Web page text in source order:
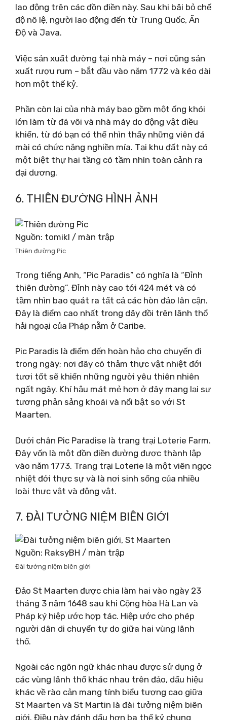
lao động trên các đồn điền này. Sau khi bãi bỏ chế
độ nô lệ, người lao động đến từ Trung Quốc, Ấn
Độ và Java.
Việc sản xuất đường tại nhà máy – nơi cũng sản
xuất rượu rum – bắt đầu vào năm 1772 và kéo dài
hơn một thế kỷ.
Phần còn lại của nhà máy bao gồm một ống khói
lớn làm từ đá vôi và nhà máy do động vật điều
khiển, từ đó bạn có thể nhìn thấy những viên đá
mài có chức năng nghiền mía. Tại khu đất này có
một biệt thự hai tầng có tầm nhìn toàn cảnh ra
đại dương.
6. THIÊN ĐƯỜNG HÌNH ẢNH
Nguồn: tomikl / màn trập
Thiên đường Pic
Trong tiếng Anh, “Pic Paradis” có nghĩa là “Đỉnh
thiên đường”. Đỉnh này cao tới 424 mét và có
tầm nhìn bao quát ra tất cả các hòn đảo lân cận.
Đây là điểm cao nhất trong dãy đồi trên lãnh thổ
hải ngoại của Pháp nằm ở Caribe.
Pic Paradis là điểm đến hoàn hảo cho chuyến đi
trong ngày; nơi đây có thảm thực vật nhiệt đới
tươi tốt sẽ khiến những người yêu thiên nhiên
ngất ngây. Khí hậu mát mẻ hơn ở đây mang lại sự
tương phản sảng khoái và nổi bật so với St
Maarten.
Dưới chân Pic Paradise là trang trại Loterie Farm.
Đây vốn là một đồn điền đường được thành lập
vào năm 1773. Trang trại Loterie là một viên ngọc
nhiệt đới thực sự và là nơi sinh sống của nhiều
loài thực vật và động vật.
7. ĐÀI TƯỞNG NIỆM BIÊN GIỚI
Nguồn: RaksyBH / màn trập
Đài tưởng niệm biên giới
Đảo St Maarten được chia làm hai vào ngày 23
tháng 3 năm 1648 sau khi Cộng hòa Hà Lan và
Pháp ký hiệp ước hợp tác. Hiệp ước cho phép
người dân di chuyển tự do giữa hai vùng lãnh
thổ.
Ngoài các ngôn ngữ khác nhau được sử dụng ở
các vùng lãnh thổ khác nhau trên đảo, dấu hiệu
khác về rào cản mang tính biểu tượng cao giữa
St Maarten và St Martin là đài tưởng niệm biên
giới. Điều này đánh dấu hơn ba thế kỷ chung